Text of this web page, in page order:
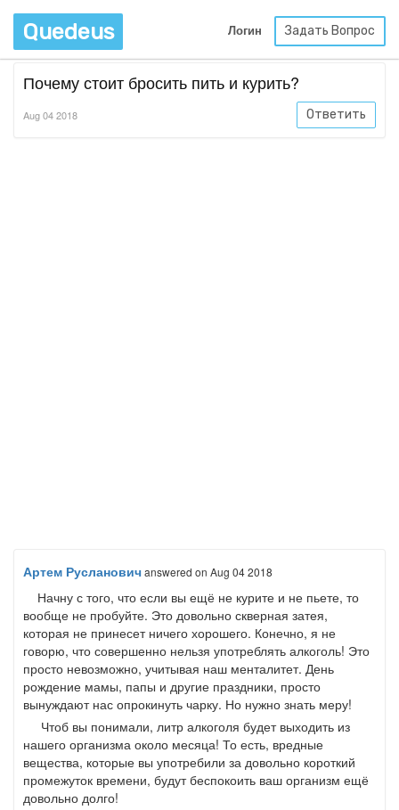
Quedeus Логин Задать Вопрос
Почему стоит бросить пить и курить?
Aug 04 2018 Ответить
Артем Руслановичanswered on Aug 04 2018
Начну с того, что если вы ещё не курите и не пьете, то
вообще не пробуйте. Это довольно скверная затея,
которая не принесет ничего хорошего. Конечно, я не
говорю, что совершенно нельзя употреблять алкоголь! Это
просто невозможно, учитывая наш менталитет. День
рождение мамы, папы и другие праздники, просто
вынуждают нас опрокинуть чарку. Но нужно знать меру!
Чтоб вы понимали, литр алкоголя будет выходить из
нашего организма около месяца! То есть, вредные
вещества, которые вы употребили за довольно короткий
промежуток времени, будут беспокоить ваш организм ещё
довольно долго!